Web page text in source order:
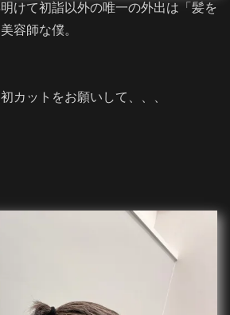
けて初詣以外の唯一の外出は「髪を
容師な僕。
カットをお願いして、、、